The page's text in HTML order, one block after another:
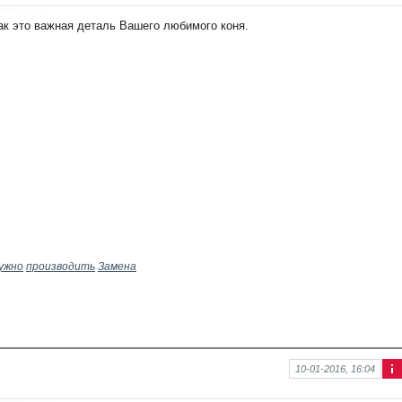
фо
это важная деталь Вашего любимого коня.
производить Замена
фо
10-01-2016, 16:04